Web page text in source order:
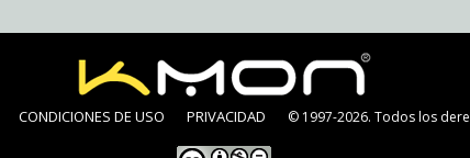
CONDICIONES DE USO PRIVACIDAD © 1997-2026. Todos los